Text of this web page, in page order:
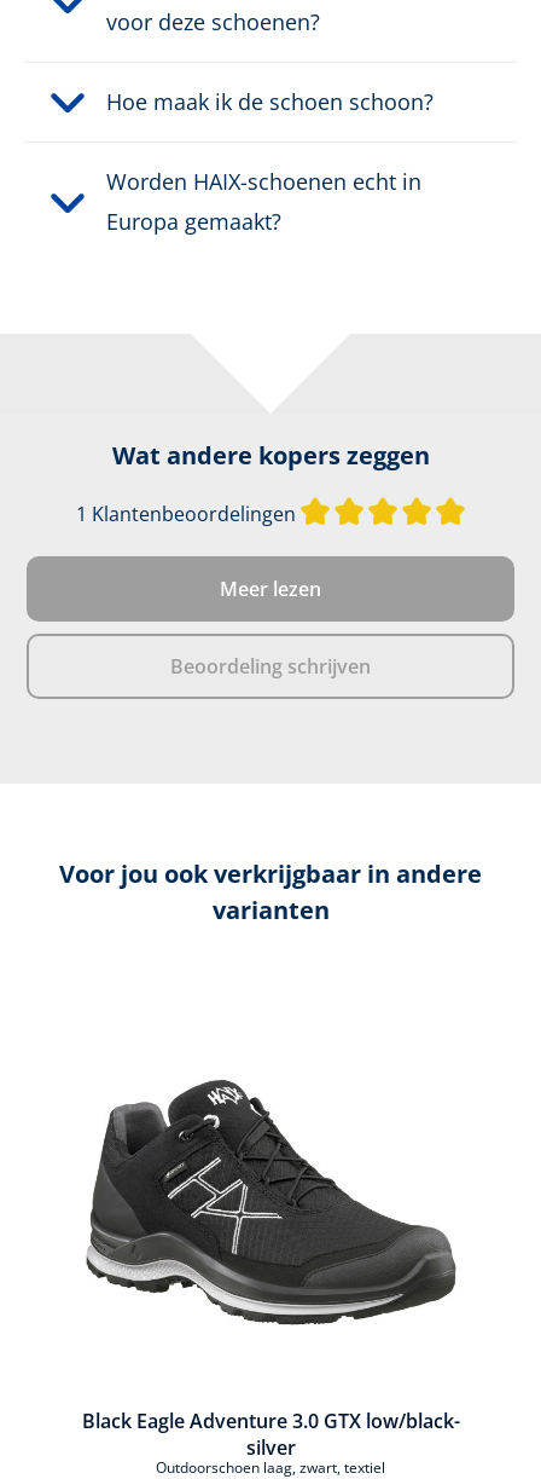
voor deze schoenen?
Hoe maak ik de schoen schoon?
Worden HAIX-schoenen echt in
Europa gemaakt?
Wat andere kopers zeggen
1 Klantenbeoordelingen
Meer lezen
Beoordeling schrijven
Voor jou ook verkrijgbaar in andere
varianten
Black Eagle Adventure 3.0 GTX low/black-
silver
Outdoorschoen laag, zwart, textiel